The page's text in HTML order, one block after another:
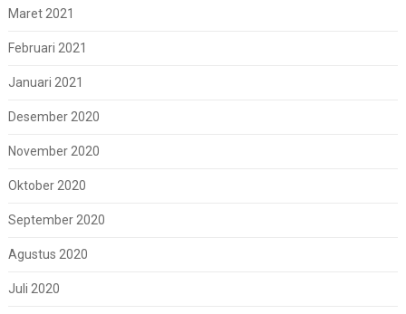
Maret 2021
Februari 2021
Januari 2021
Desember 2020
November 2020
Oktober 2020
September 2020
Agustus 2020
Juli 2020